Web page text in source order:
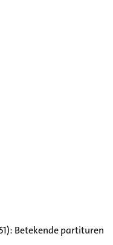
Betekende partituren